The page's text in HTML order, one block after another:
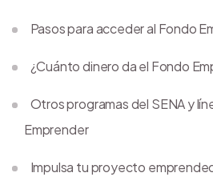
Pasos para acceder al Fondo
¿Cuánto dinero da el Fondo
Otros programas del SENA y
Emprender
Impulsa tu proyecto